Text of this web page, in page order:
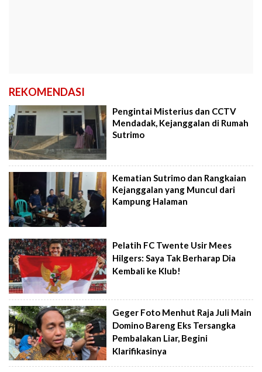
REKOMENDASI
Pengintai Misterius dan CCTV
Mendadak, Kejanggalan di Rumah
Sutrimo
Kematian Sutrimo dan Rangkaian
Kejanggalan yang Muncul dari
Kampung Halaman
Pelatih FC Twente Usir Mees
Hilgers: Saya Tak Berharap Dia
Kembali ke Klub!
Geger Foto Menhut Raja Juli Main
Domino Bareng Eks Tersangka
Pembalakan Liar, Begini
Klarifikasinya